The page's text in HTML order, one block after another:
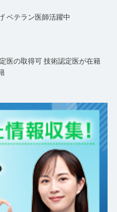
ベテラン医師活躍中
医の取得可技術認定医が在籍